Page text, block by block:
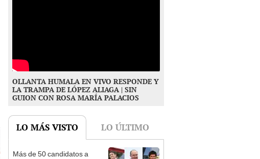
OLLANTA HUMALA EN VIVO RESPONDE Y
LA TRAMPA DE LÓPEZ ALIAGA | SIN
GUION CON ROSA MARÍA PALACIOS
LO MÁS VISTO LO ÚLTIMO
Más de 50 candidatos a